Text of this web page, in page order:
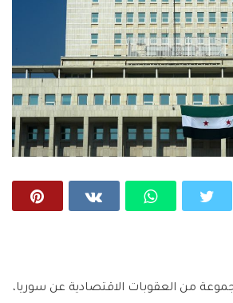
من العقوبات الاقتصادية عن سوريا،